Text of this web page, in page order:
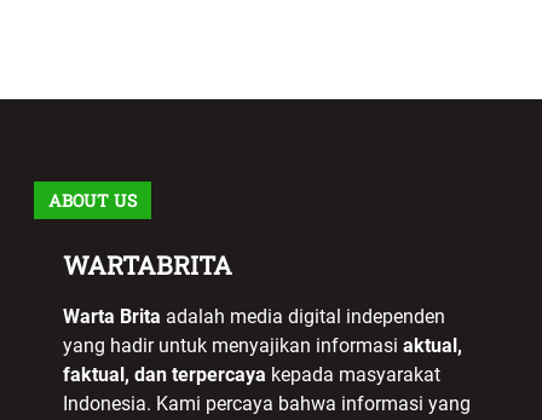
ABOUT US
WARTABRITA
Warta Brita adalah media digital independen
yang hadir untuk menyajikan informasi aktual,
faktual, dan terpercaya kepada masyarakat
Indonesia. Kami percaya bahwa informasi yang